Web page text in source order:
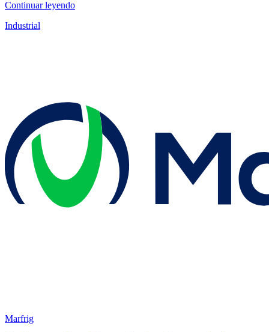
Continuar leyendo
Industrial
Marfrig